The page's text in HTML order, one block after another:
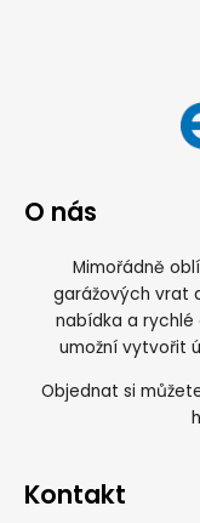
O nás
Mimořádně
garážových vrat
nabídka a
umožní vytvořit
Objednat si
Kontakt